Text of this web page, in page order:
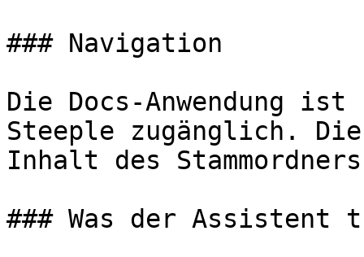
### Navigation
Die Docs-Anwendung ist
Steeple zugänglich.
Inhalt des
### Was der Assistent